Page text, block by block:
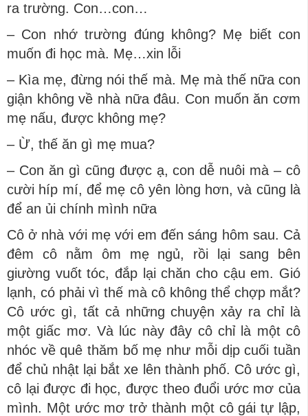
ra trường. Con…con…
– Con nhớ trường đúng không? Mẹ biết con
muốn đi học mà. Mẹ…xin lỗi
– Kìa mẹ, đừng nói thế mà. Mẹ mà thế nữa con
giận không về nhà nữa đâu. Con muốn ăn cơm
mẹ nấu, được không mẹ?
– Ừ, thế ăn gì mẹ mua?
– Con ăn gì cũng được ạ, con dễ nuôi mà – cô
cười híp mí, để mẹ cô yên lòng hơn, và cũng là
để an ủi chính mình nữa
Cô ở nhà với mẹ với em đến sáng hôm sau. Cả
đêm cô nằm ôm mẹ ngủ, rồi lại sang bên
giường vuốt tóc, đắp lại chăn cho cậu em. Gió
lạnh, có phải vì thế mà cô không thể chợp mắt?
Cô ước gì, tất cả những chuyện xảy ra chỉ là
một giấc mơ. Và lúc này đây cô chỉ là một cô
nhóc về quê thăm bố mẹ như mỗi dịp cuối tuần
để chủ nhật lại bắt xe lên thành phố. Cô ước gì,
cô lại được đi học, được theo đuổi ước mơ của
mình. Một ước mơ trở thành một cô gái tự lập,